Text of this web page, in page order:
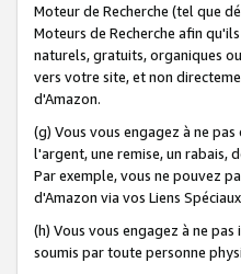
Moteur de Recherche (tel que
Moteurs de Recherche afin
naturels, gratuits, organiques
vers votre site, et non
d'Amazon.
(g) Vous vous engagez à ne
l'argent, une remise, un rabais,
Par exemple, vous ne pouvez
d'Amazon via vos Liens
(h) Vous vous engagez à ne
soumis par toute personne